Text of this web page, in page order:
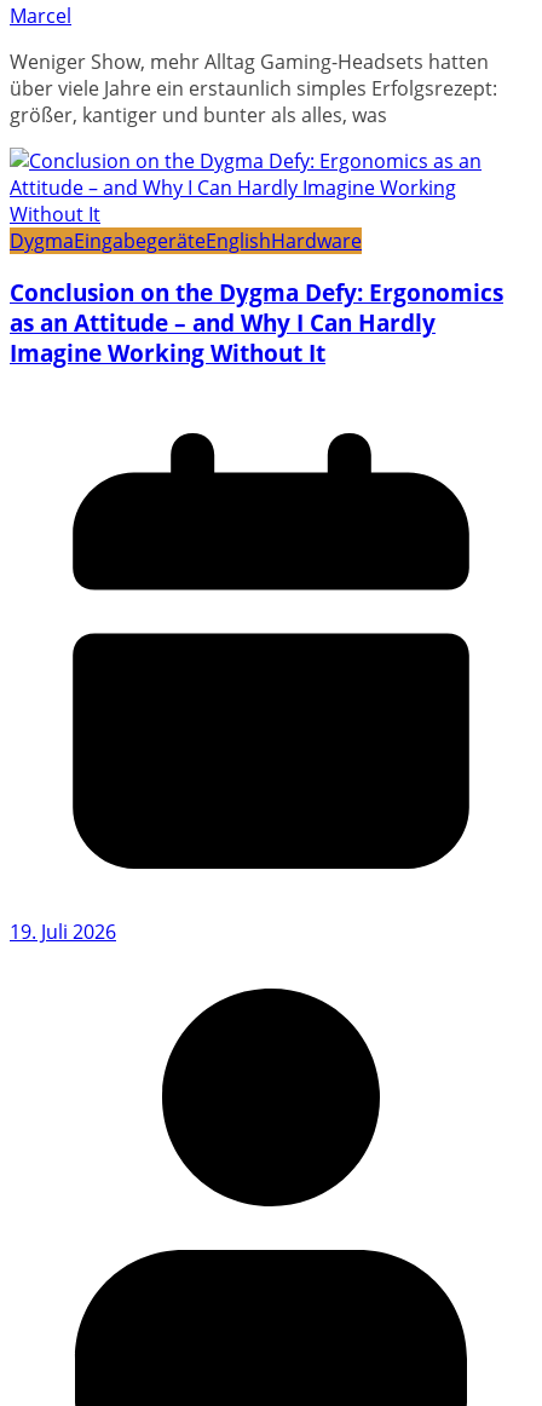
Marcel
Weniger Show, mehr Alltag Gaming-Headsets hatten
über viele Jahre ein erstaunlich simples Erfolgsrezept:
größer, kantiger und bunter als alles, was
DygmaEingabegeräteEnglishHardware
Conclusion on the Dygma Defy: Ergonomics
as an Attitude – and Why I Can Hardly
Imagine Working Without It
19. Juli 2026